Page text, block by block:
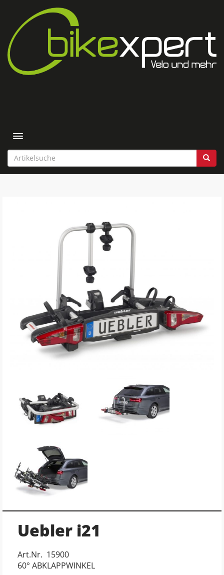
Toggle navigation
Uebler i21
Art.Nr. 15900
60° ABKLAPPWINKEL